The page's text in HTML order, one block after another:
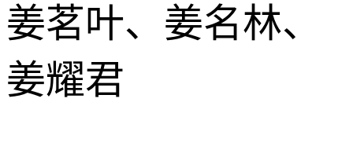
姜茗叶、姜名林、
姜耀君